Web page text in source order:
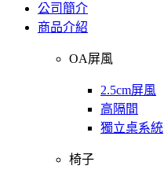
公司簡介
商品介紹
OA屏風
2.5cm屏風
高隔間
獨立桌系統
椅子